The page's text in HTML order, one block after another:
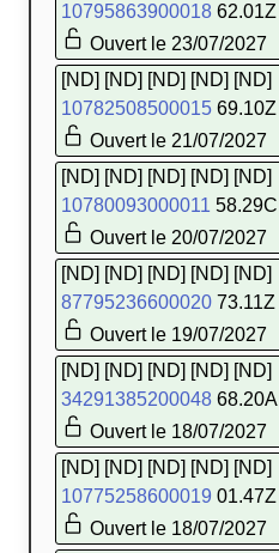
10795863900018 62.01Z
Ouvert le 23/07/2027
[ND] [ND] [ND] [ND] [ND]
10782508500015 69.10Z
Ouvert le 21/07/2027
[ND] [ND] [ND] [ND] [ND]
10780093000011 58.29C
Ouvert le 20/07/2027
[ND] [ND] [ND] [ND] [ND]
87795236600020 73.11Z
Ouvert le 19/07/2027
[ND] [ND] [ND] [ND] [ND]
34291385200048 68.20A
Ouvert le 18/07/2027
[ND] [ND] [ND] [ND] [ND]
10775258600019 01.47Z
Ouvert le 18/07/2027